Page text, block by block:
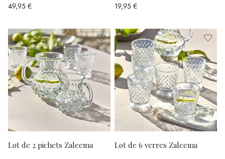
49,95 € 19,95 €
Lot de 2 pichets Zaleema Lot de 6 verres Zaleema